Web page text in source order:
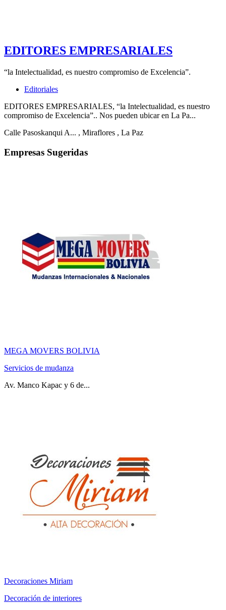
EDITORES EMPRESARIALES
“la Intelectualidad, es nuestro compromiso de Excelencia”.
Editoriales
EDITORES EMPRESARIALES, “la Intelectualidad, es nuestro
compromiso de Excelencia”.. Nos pueden ubicar en La Pa...
Calle Pasoskanqui A... , Miraflores , La Paz
Empresas Sugeridas
MEGA MOVERS BOLIVIA
Servicios de mudanza
Av. Manco Kapac y 6 de...
Decoraciones Miriam
Decoración de interiores